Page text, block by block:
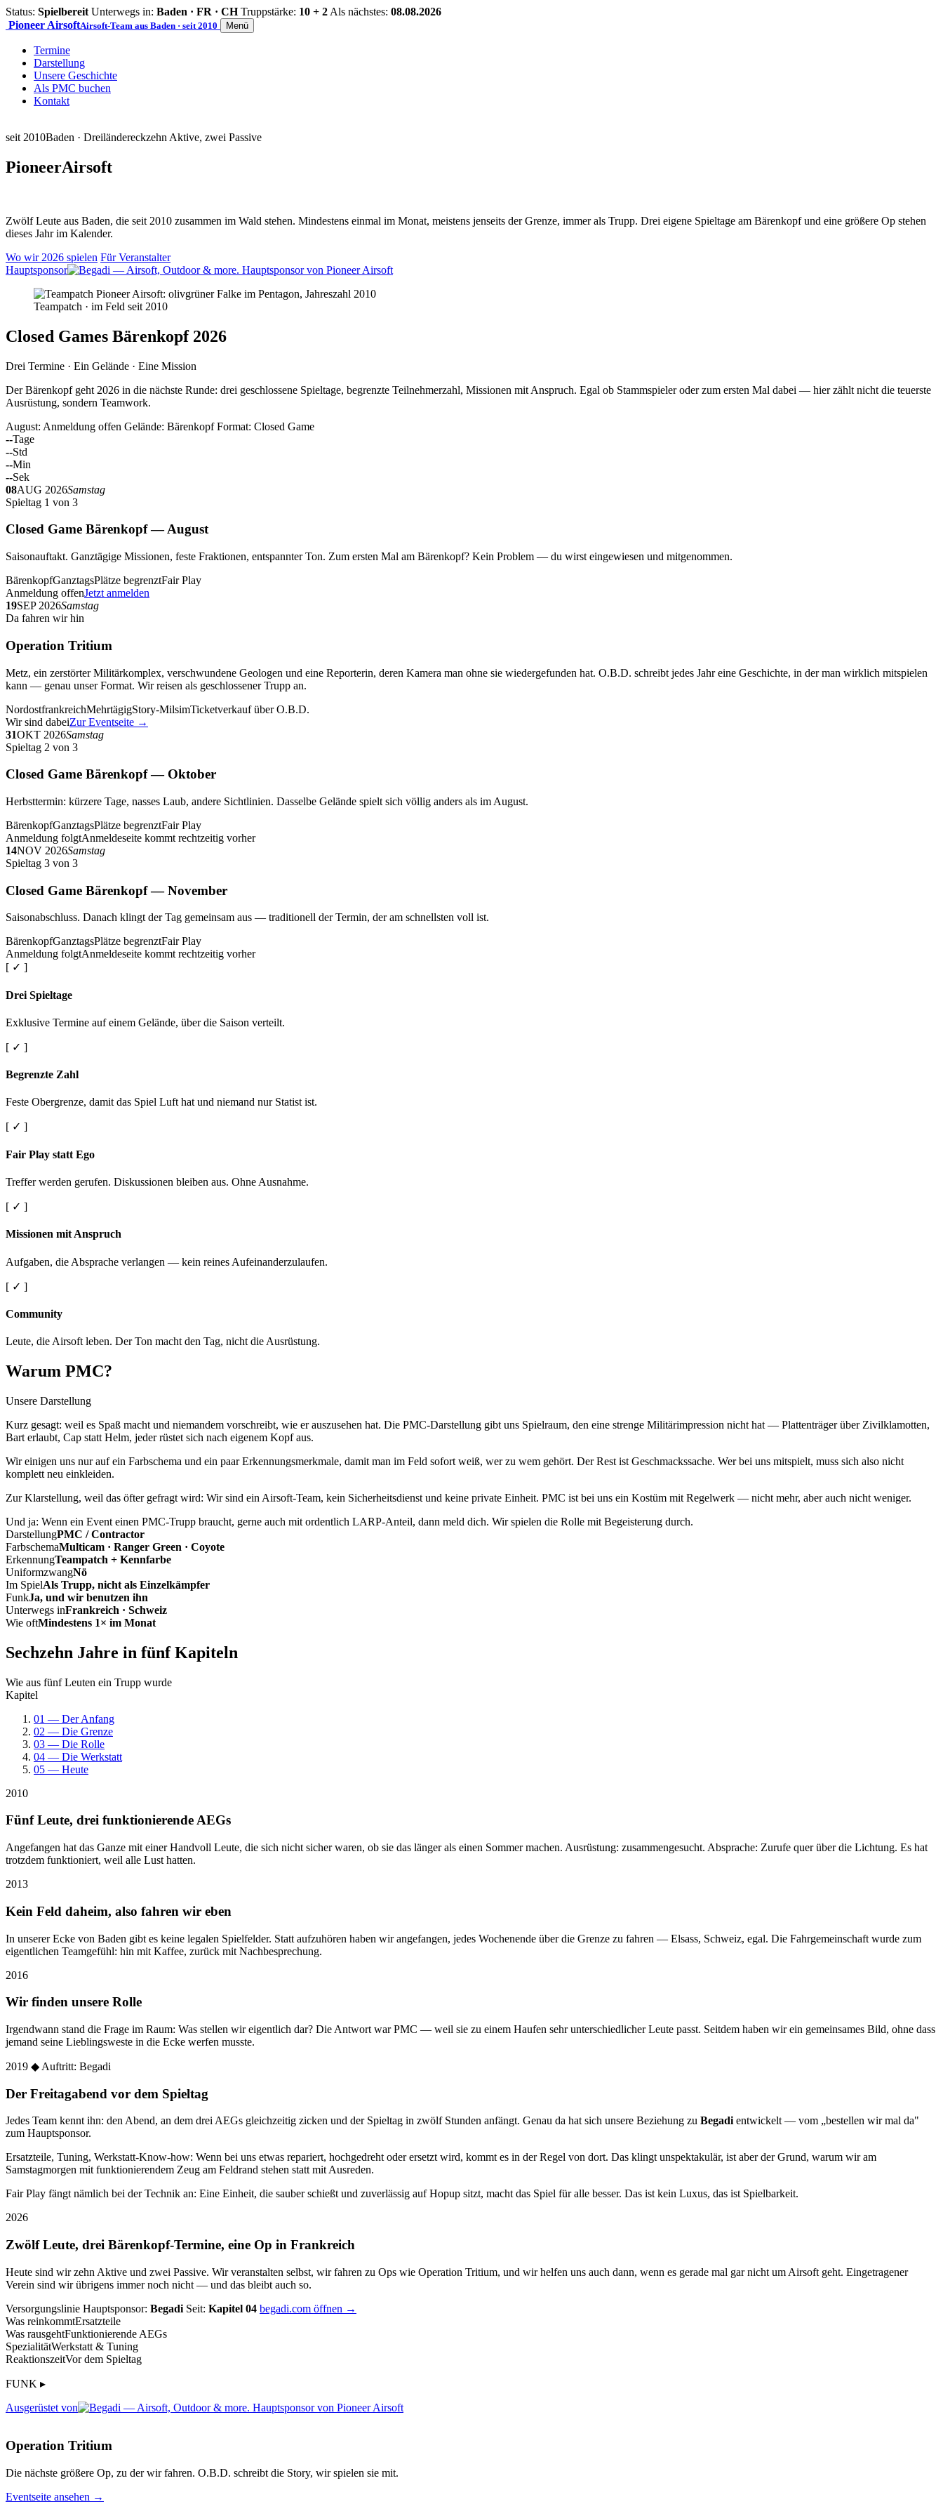
Status: Spielbereit Unterwegs in: Baden · FR · CH Truppstärke: 10 + 2 Als nächstes: 08.08.2026
Pioneer AirsoftAirsoft-Team aus Baden · seit 2010 Menü
Termine
Darstellung
Unsere Geschichte
Als PMC buchen
Kontakt
seit 2010Baden · Dreiländereckzehn Aktive, zwei Passive
PioneerAirsoft
Zwölf Leute aus Baden, die seit 2010 zusammen im Wald stehen. Mindestens einmal im Monat, meistens jenseits der Grenze, immer als Trupp. Drei eigene Spieltage am Bärenkopf und eine größere Op stehen
dieses Jahr im Kalender.
Wo wir 2026 spielen Für Veranstalter
Hauptsponsor
Teampatch · im Feld seit 2010
Closed Games Bärenkopf 2026
Drei Termine · Ein Gelände · Eine Mission
Der Bärenkopf geht 2026 in die nächste Runde: drei geschlossene Spieltage, begrenzte Teilnehmerzahl, Missionen mit Anspruch. Egal ob Stammspieler oder zum ersten Mal dabei — hier zählt nicht die teuerste
Ausrüstung, sondern Teamwork.
August: Anmeldung offen Gelände: Bärenkopf Format: Closed Game
--Tage
--Std
--Min
--Sek
08AUG 2026Samstag
Spieltag 1 von 3
Closed Game Bärenkopf — August
Saisonauftakt. Ganztägige Missionen, feste Fraktionen, entspannter Ton. Zum ersten Mal am Bärenkopf? Kein Problem — du wirst eingewiesen und mitgenommen.
BärenkopfGanztagsPlätze begrenztFair Play
Anmeldung offenJetzt anmelden
19SEP 2026Samstag
Da fahren wir hin
Operation Tritium
Metz, ein zerstörter Militärkomplex, verschwundene Geologen und eine Reporterin, deren Kamera man ohne sie wiedergefunden hat. O.B.D. schreibt jedes Jahr eine Geschichte, in der man wirklich mitspielen
kann — genau unser Format. Wir reisen als geschlossener Trupp an.
NordostfrankreichMehrtägigStory-MilsimTicketverkauf über O.B.D.
Wir sind dabeiZur Eventseite →
31OKT 2026Samstag
Spieltag 2 von 3
Closed Game Bärenkopf — Oktober
Herbsttermin: kürzere Tage, nasses Laub, andere Sichtlinien. Dasselbe Gelände spielt sich völlig anders als im August.
BärenkopfGanztagsPlätze begrenztFair Play
Anmeldung folgtAnmeldeseite kommt rechtzeitig vorher
14NOV 2026Samstag
Spieltag 3 von 3
Closed Game Bärenkopf — November
Saisonabschluss. Danach klingt der Tag gemeinsam aus — traditionell der Termin, der am schnellsten voll ist.
BärenkopfGanztagsPlätze begrenztFair Play
Anmeldung folgtAnmeldeseite kommt rechtzeitig vorher
[ ✓ ]
Drei Spieltage
Exklusive Termine auf einem Gelände, über die Saison verteilt.
[ ✓ ]
Begrenzte Zahl
Feste Obergrenze, damit das Spiel Luft hat und niemand nur Statist ist.
[ ✓ ]
Fair Play statt Ego
Treffer werden gerufen. Diskussionen bleiben aus. Ohne Ausnahme.
[ ✓ ]
Missionen mit Anspruch
Aufgaben, die Absprache verlangen — kein reines Aufeinanderzulaufen.
[ ✓ ]
Community
Leute, die Airsoft leben. Der Ton macht den Tag, nicht die Ausrüstung.
Warum PMC?
Unsere Darstellung
Kurz gesagt: weil es Spaß macht und niemandem vorschreibt, wie er auszusehen hat. Die PMC-Darstellung gibt uns Spielraum, den eine strenge Militärimpression nicht hat — Plattenträger über Zivilklamotten,
Bart erlaubt, Cap statt Helm, jeder rüstet sich nach eigenem Kopf aus.
Wir einigen uns nur auf ein Farbschema und ein paar Erkennungsmerkmale, damit man im Feld sofort weiß, wer zu wem gehört. Der Rest ist Geschmackssache. Wer bei uns mitspielt, muss sich also nicht
komplett neu einkleiden.
Zur Klarstellung, weil das öfter gefragt wird: Wir sind ein Airsoft-Team, kein Sicherheitsdienst und keine private Einheit. PMC ist bei uns ein Kostüm mit Regelwerk — nicht mehr, aber auch nicht weniger.
Und ja: Wenn ein Event einen PMC-Trupp braucht, gerne auch mit ordentlich LARP-Anteil, dann meld dich. Wir spielen die Rolle mit Begeisterung durch.
DarstellungPMC / Contractor
FarbschemaMulticam · Ranger Green · Coyote
ErkennungTeampatch + Kennfarbe
UniformzwangNö
Im SpielAls Trupp, nicht als Einzelkämpfer
FunkJa, und wir benutzen ihn
Unterwegs inFrankreich · Schweiz
Wie oftMindestens 1× im Monat
Sechzehn Jahre in fünf Kapiteln
Wie aus fünf Leuten ein Trupp wurde
Kapitel
01 — Der Anfang
02 — Die Grenze
03 — Die Rolle
04 — Die Werkstatt
05 — Heute
2010
Fünf Leute, drei funktionierende AEGs
Angefangen hat das Ganze mit einer Handvoll Leute, die sich nicht sicher waren, ob sie das länger als einen Sommer machen. Ausrüstung: zusammengesucht. Absprache: Zurufe quer über die Lichtung. Es hat
trotzdem funktioniert, weil alle Lust hatten.
2013
Kein Feld daheim, also fahren wir eben
In unserer Ecke von Baden gibt es keine legalen Spielfelder. Statt aufzuhören haben wir angefangen, jedes Wochenende über die Grenze zu fahren — Elsass, Schweiz, egal. Die Fahrgemeinschaft wurde zum
eigentlichen Teamgefühl: hin mit Kaffee, zurück mit Nachbesprechung.
2016
Wir finden unsere Rolle
Irgendwann stand die Frage im Raum: Was stellen wir eigentlich dar? Die Antwort war PMC — weil sie zu einem Haufen sehr unterschiedlicher Leute passt. Seitdem haben wir ein gemeinsames Bild, ohne dass
jemand seine Lieblingsweste in die Ecke werfen musste.
2019 ◆ Auftritt: Begadi
Der Freitagabend vor dem Spieltag
Jedes Team kennt ihn: den Abend, an dem drei AEGs gleichzeitig zicken und der Spieltag in zwölf Stunden anfängt. Genau da hat sich unsere Beziehung zu Begadientwickelt — vom „bestellen wir mal da"
zum Hauptsponsor.
Ersatzteile, Tuning, Werkstatt-Know-how: Wenn bei uns etwas repariert, hochgedreht oder ersetzt wird, kommt es in der Regel von dort. Das klingt unspektakulär, ist aber der Grund, warum wir am
Samstagmorgen mit funktionierendem Zeug am Feldrand stehen statt mit Ausreden.
Fair Play fängt nämlich bei der Technik an: Eine Einheit, die sauber schießt und zuverlässig auf Hopup sitzt, macht das Spiel für alle besser. Das ist kein Luxus, das ist Spielbarkeit.
2026
Zwölf Leute, drei Bärenkopf-Termine, eine Op in Frankreich
Heute sind wir zehn Aktive und zwei Passive. Wir veranstalten selbst, wir fahren zu Ops wie Operation Tritium, und wir helfen uns auch dann, wenn es gerade mal gar nicht um Airsoft geht. Eingetragener
Verein sind wir übrigens immer noch nicht — und das bleibt auch so.
Versorgungslinie Hauptsponsor: Begadi Seit: Kapitel 04 begadi.com öffnen →
Was reinkommtErsatzteile
Was rausgehtFunktionierende AEGs
SpezialitätWerkstatt & Tuning
ReaktionszeitVor dem Spieltag
FUNK ▸
Ausgerüstet von
Operation Tritium
Die nächste größere Op, zu der wir fahren. O.B.D. schreibt die Story, wir spielen sie mit.
Eventseite ansehen →